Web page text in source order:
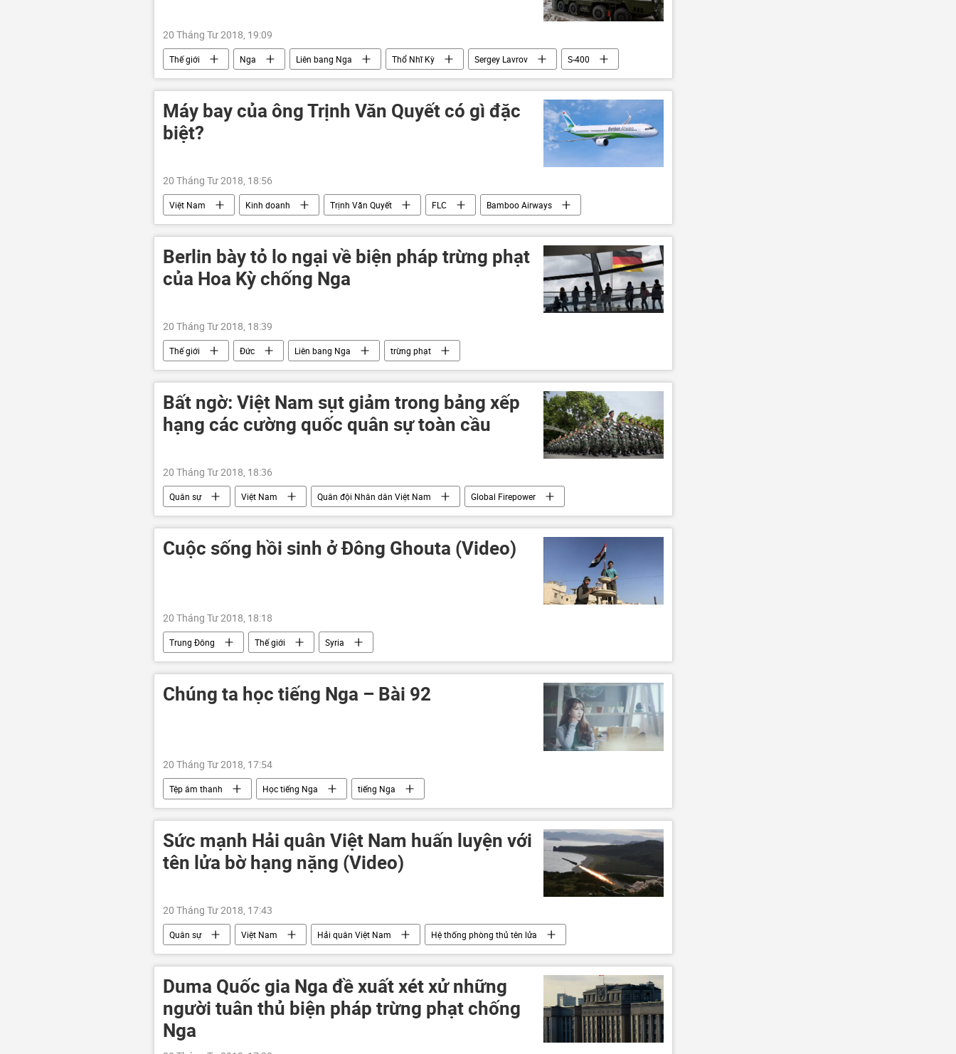
20 Tháng Tư 2018, 19:09
Thế giới Nga Liên bang Nga Thổ Nhĩ Kỳ Sergey Lavrov S-400
Máy bay của ông Trịnh Văn Quyết có gì đặc
biệt?
20 Tháng Tư 2018, 18:56
Việt Nam Kinh doanh Trịnh Văn Quyết FLC
Bamboo Airways
hàng không
Berlin bày tỏ lo ngại về biện pháp trừng phạt
của Hoa Kỳ chống Nga
20 Tháng Tư 2018, 18:39
Thế giới Đức Liên bang Nga trừng phạt
Bất ngờ: Việt Nam sụt giảm trong bảng xếp
hạng các cường quốc quân sự toàn cầu
20 Tháng Tư 2018, 18:36
Quân sự Việt Nam Quân đội Nhân dân Việt Nam
Global Firepower
PwrIndx
cường quốc quân sự
Cuộc sống hồi sinh ở Đông Ghouta (Video)
20 Tháng Tư 2018, 18:18
Trung Đông Thế giới Syria
Chúng ta học tiếng Nga – Bài 92
20 Tháng Tư 2018, 17:54
Tệp âm thanh Học tiếng Nga tiếng Nga
Sức mạnh Hải quân Việt Nam huấn luyện với
tên lửa bờ hạng nặng (Video)
20 Tháng Tư 2018, 17:43
Quân sự Việt Nam Hải quân Việt Nam Hệ thống phòng thủ tên lửa
Duma Quốc gia Nga đề xuất xét xử những
người tuân thủ biện pháp trừng phạt chống
Nga